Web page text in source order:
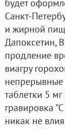
Санкт-
и жирной
Дапоксетин,
продление
виагру
непрерывные
таблетки 5
гравировка
никак не